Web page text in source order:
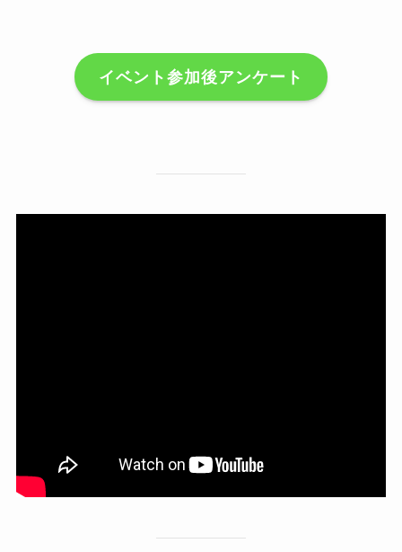
イベント参加後アンケート